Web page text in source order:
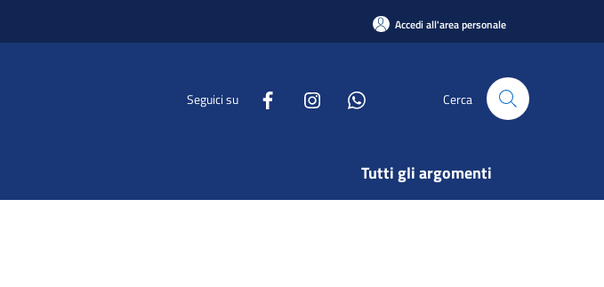
Accedi all'area personale
Seguici su Cerca
Tutti gli argomenti